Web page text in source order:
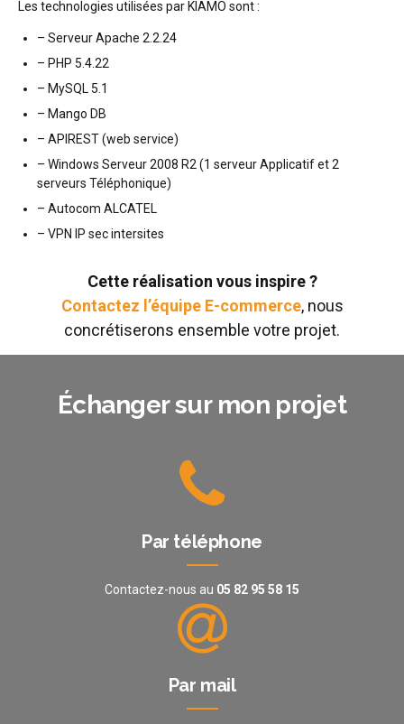
Les technologies utilisées par KIAMO sont :
– Serveur Apache 2.2.24
– PHP 5.4.22
– MySQL 5.1
– Mango DB
– APIREST (web service)
– Windows Serveur 2008 R2 (1 serveur Applicatif et 2
serveurs Téléphonique)
– Autocom ALCATEL
– VPN IP sec intersites
Cette réalisation vous inspire ?
Contactez l’équipe E-commerce, nous
concrétiserons ensemble votre projet.
Échanger sur mon projet
Par téléphone
Contactez-nous au 05 82 95 58 15
Par mail